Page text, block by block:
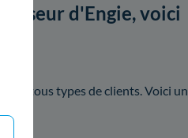
d'Engie, voici
tous types de clients. Voici un